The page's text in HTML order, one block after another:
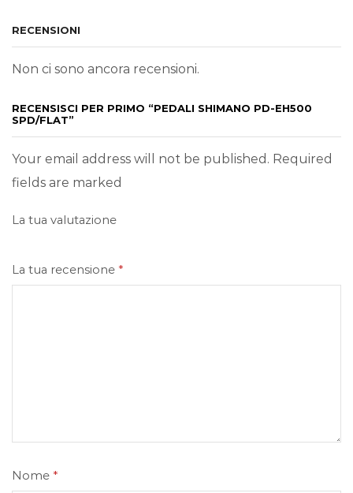
RECENSIONI
Non ci sono ancora recensioni.
RECENSISCI PER PRIMO “PEDALI SHIMANO PD-EH500
SPD/FLAT”
Your email address will not be published. Required
fields are marked
La tua valutazione
La tua recensione *
Nome *